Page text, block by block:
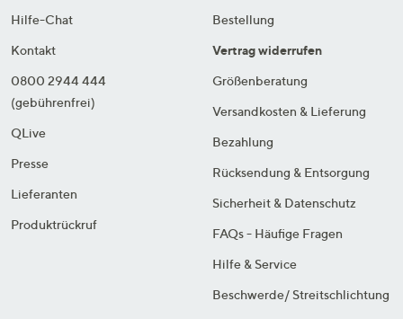
Hilfe-Chat
Kontakt
0800 2944 444
(gebührenfrei)
QLive
Presse
Lieferanten
Produktrückruf
Bestellung
Vertrag widerrufen
Größenberatung
Versandkosten & Lieferung
Bezahlung
Rücksendung & Entsorgung
Sicherheit & Datenschutz
FAQs - Häufige Fragen
Hilfe & Service
Beschwerde/ Streitschlichtung